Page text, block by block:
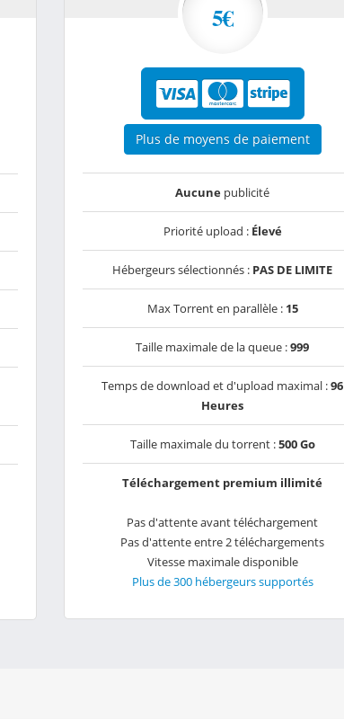
5€
Plus de moyens de paiement
Aucune publicité
Priorité upload : Élevé
Hébergeurs sélectionnés : PAS DE LIMITE
Max Torrent en parallèle : 15
Taille maximale de la queue :999
Temps de download et d'upload maximal :96
Heures
Taille maximale du torrent :500 Go
Téléchargement premium illimité
Pas d'attente avant téléchargement
Pas d'attente entre 2 téléchargements
Vitesse maximale disponible
Plus de 300 hébergeurs supportés